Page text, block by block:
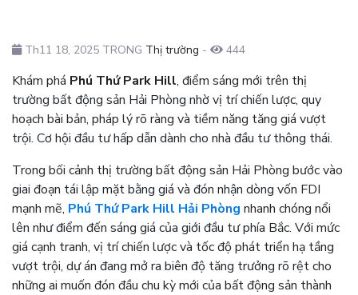
Th11 18, 2025 TRONG Thị trường - 444
Khám phá Phú Thứ Park Hill, điểm sáng mới trên thị
trường bất động sản Hải Phòng nhờ vị trí chiến lược, quy
hoạch bài bản, pháp lý rõ ràng và tiềm năng tăng giá vượt
trội. Cơ hội đầu tư hấp dẫn dành cho nhà đầu tư thông thái.
Trong bối cảnh thị trường bất động sản Hải Phòng bước vào
giai đoạn tái lập mặt bằng giá và đón nhận dòng vốn FDI
mạnh mẽ, Phú Thứ Park Hill Hải Phòng nhanh chóng nổi
lên như điểm đến sáng giá của giới đầu tư phía Bắc. Với mức
giá cạnh tranh, vị trí chiến lược và tốc độ phát triển hạ tầng
vượt trội, dự án đang mở ra biên độ tăng trưởng rõ rệt cho
những ai muốn đón đầu chu kỳ mới của bất động sản thành